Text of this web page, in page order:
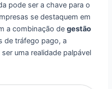
pode ser a chave para o
se destaquem em
a combinação degestão
de tráfego pago, a
uma realidade palpável